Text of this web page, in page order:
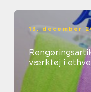
13. december
værktøj i